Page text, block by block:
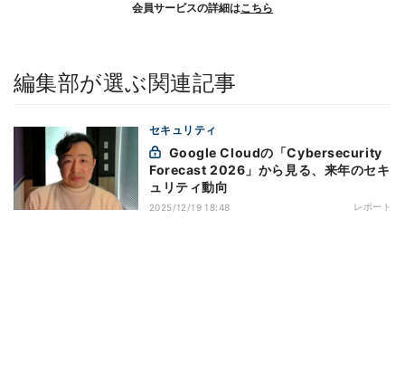
会員サービスの詳細はこちら
編集部が選ぶ関連記事
セキュリティ
Forecast 2026」から見る、来年のセキ
ュリティ動向
2025/12/19 18:48 レポート